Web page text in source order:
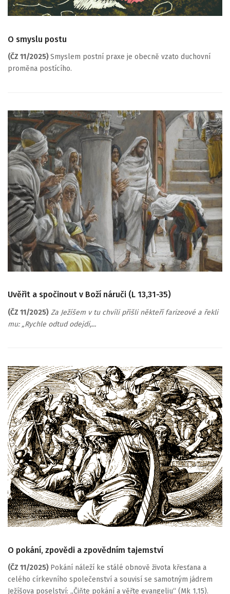
O smyslu postu
(ČZ 11/2025)Smyslem postní praxe je obecně vzato duchovní
proměna postícího.
Uvěřit a spočinout v Boží náruči (L 13,31-35)
(ČZ 11/2025) Za Ježíšem v tu chvíli přišli někteří farizeové a řekli
mu: „Rychle odtud odejdi,...
O pokání, zpovědi a zpovědním tajemství
(ČZ 11/2025) Pokání náleží ke stálé obnově života křesťana a
celého církevního společenství a souvisí se samotným jádrem
Ježíšova poselství: „Čiňte pokání a věřte evangeliu“ (Mk 1,15).